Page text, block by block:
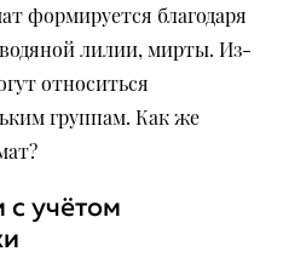
формируется благодаря
водяной лилии, мирты. Из-
относиться
группам. Как же
учётом